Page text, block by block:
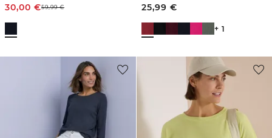
30,00 €59,99€
25,99 €
+ 1